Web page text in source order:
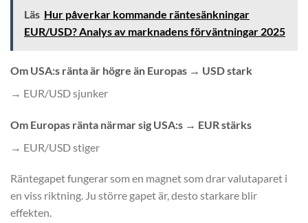
Läs Hur påverkar kommande räntesänkningar
EUR/USD? Analys av marknadens förväntningar 2025
Om USA:s ränta är högre än Europas → USD stark
→ EUR/USD sjunker
Om Europas ränta närmar sig USA:s → EUR stärks
→ EUR/USD stiger
Räntegapet fungerar som en magnet som drar valutaparet i
en viss riktning. Ju större gapet är, desto starkare blir
effekten.